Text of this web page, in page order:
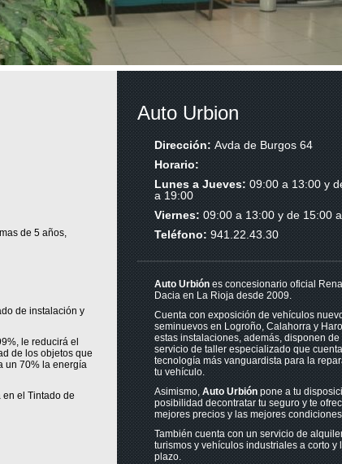
de 5 años,
de instalación y
le reducirá el
de los objetos que
un 70% la energía
el Tintado de
Auto Urbion
Dirección:Avda de Burgos 64
Horario:
Lunes a Jueves:09:00 a 13:00 y
a 19:00
Viernes:09:00 a 13:00 y de 15:00
Teléfono:941.22.43.30
Auto Urbiónes concesionario oficial
Dacia en La Rioja desde 2009.
Cuenta con exposición de vehículos
seminuevos en Logroño, Calahorra y
estas instalaciones, además, disponen de
servicio de taller especializado que
tecnología más vanguardista para la
tu vehículo.
Asimismo,Auto Urbiónpone a tu
posibilidad decontratar tu seguro y te
mejores precios y las mejores
También cuenta con un servicio de
turismos y vehículos industriales a corto y
plazo.